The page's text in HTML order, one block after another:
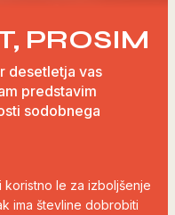
PROSIM
desetletja vas
predstavim
sodobnega
koristno le za izboljšenje
ima števline dobrobiti